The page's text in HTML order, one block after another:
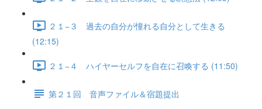
２１−３ 過去の自分が憧れる自分として生きる
(12:15)
２１−４ ハイヤーセルフを自在に召喚する (11:50)
第２１回 音声ファイル＆宿題提出